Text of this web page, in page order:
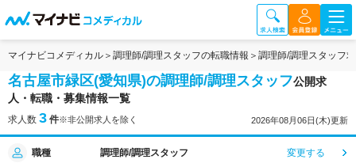
マイナビコメディカル 調理師/調理スタッフの転職情報 調理師/調理スタッフ
名古屋市緑区(愛知県)の調理師/調理スタッフ公開求
人・転職・募集情報一覧
求人数 3 件※非公開求人を除く 2026年08月06日(木)更新
職種 調理師/調理スタッフ 変更する